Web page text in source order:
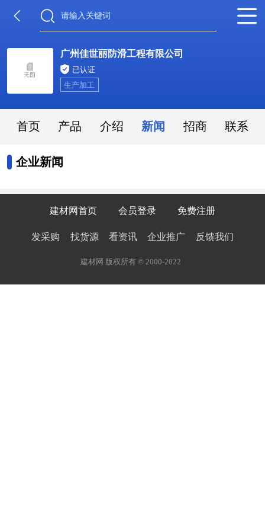
广州佳世丽防滑工程有限公司
已认证
生产加工
首页 产品 介绍 新闻 招商 联系
企业新闻
建材网首页 会员登录 免费注册
发采购 找货源 看资讯 企业推广 反馈我们
建材网 版权所有 © 2000-2022